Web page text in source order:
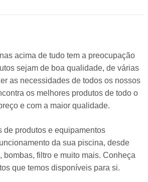
acima de tudo tem a preocupação
sejam de boa qualidade, de várias
as necessidades de todos os nossos
os melhores produtos de todo o
e com a maior qualidade.
de produtos e equipamentos
da sua piscina, desde
bombas, filtro e muito mais. Conheça
que temos disponíveis para si.